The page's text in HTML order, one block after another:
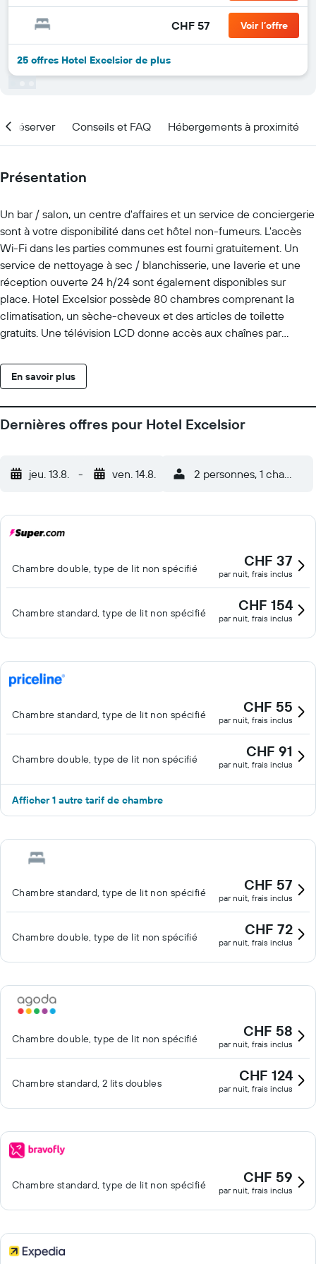
CHF 57 Voir l’offre
25 offres Hotel Excelsior de plus
réserver Conseils et FAQ Hébergements à proximité
Présentation
Un bar / salon, un centre d'affaires et un service de conciergerie
sont à votre disponibilité dans cet hôtel non-fumeurs. L'accès
Wi-Fi dans les parties communes est fourni gratuitement. Un
service de nettoyage à sec / blanchisserie, une laverie et une
réception ouverte 24 h/24 sont également disponibles sur
place. Hotel Excelsior possède 80 chambres comprenant la
climatisation, un sèche-cheveux et des articles de toilette
gratuits. Une télévision LCD donne accès aux chaînes par
douche. Cet hôtel de Lisbonne offre l'accès gratuit à Internet
par Wi-Fi. Des bureaux et un téléphone sont également
des fers/planches à repasser est disponible sur demande.
En savoir plus
Dernières offres pour Hotel Excelsior
jeu. 13.8. - ven. 14.8. 2 personnes, 1 chambre
Chambre double, type de lit non spécifié CHF 37
par nuit, frais inclus
Chambre standard, type de lit non spécifié CHF 154
par nuit, frais inclus
Chambre standard, type de lit non spécifié CHF 55
par nuit, frais inclus
Chambre double, type de lit non spécifié CHF 91
par nuit, frais inclus
Afficher 1 autre tarif de chambre
Chambre standard, type de lit non spécifié CHF 57
par nuit, frais inclus
Chambre double, type de lit non spécifié CHF 72
par nuit, frais inclus
Chambre double, type de lit non spécifié CHF 58
par nuit, frais inclus
Chambre standard, 2 lits doubles CHF 124
par nuit, frais inclus
Chambre standard, type de lit non spécifié CHF 59
par nuit, frais inclus